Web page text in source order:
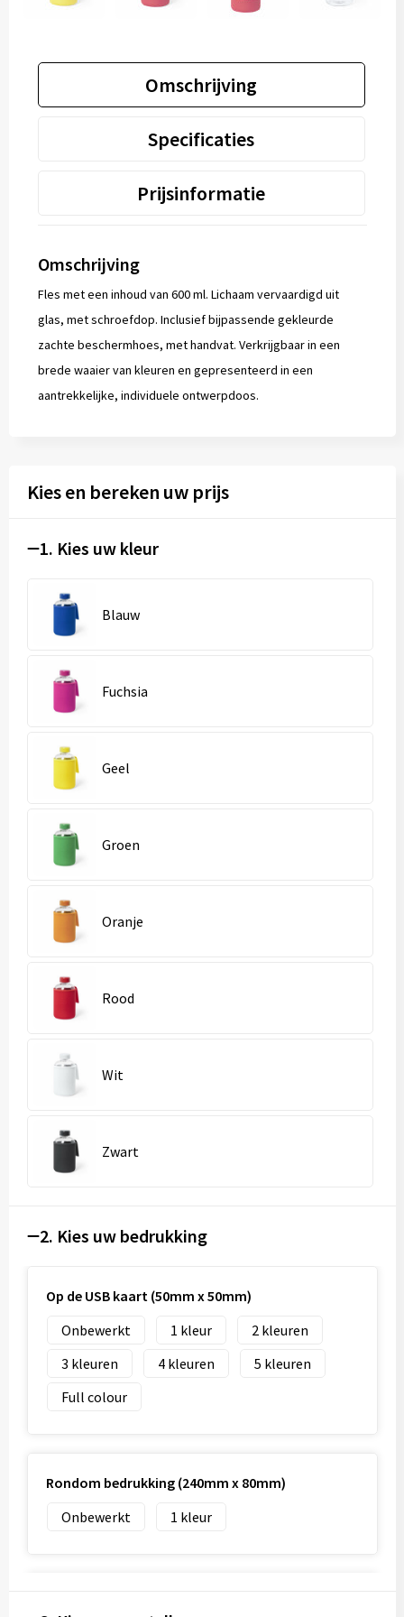
Omschrijving
Specificaties
Prijsinformatie
Omschrijving
Fles met een inhoud van 600 ml. Lichaam vervaardigd uit
glas, met schroefdop. Inclusief bijpassende gekleurde
zachte beschermhoes, met handvat. Verkrijgbaar in een
brede waaier van kleuren en gepresenteerd in een
aantrekkelijke, individuele ontwerpdoos.
Kies en bereken uw prijs
1. Kies uw kleur
Blauw
Fuchsia
Geel
Groen
Oranje
Rood
Wit
Zwart
2. Kies uw bedrukking
Op de USB kaart (50mm x 50mm)
Onbewerkt
1
2
3
4
5
Full colour
Rondom bedrukking (240mm x 80mm)
Onbewerkt
1